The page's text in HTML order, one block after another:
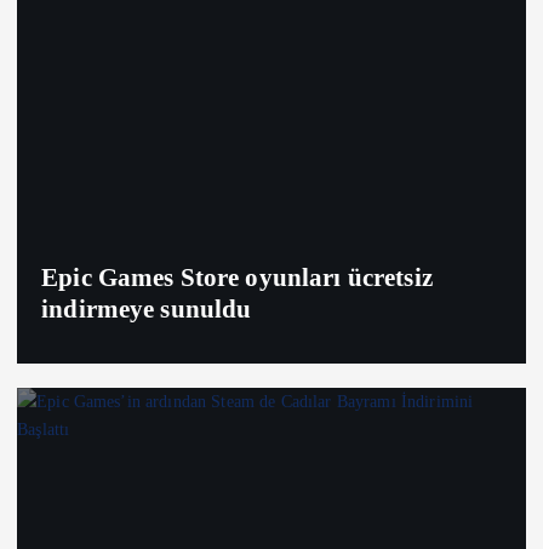
Epic Games Store oyunları ücretsiz
indirmeye sunuldu